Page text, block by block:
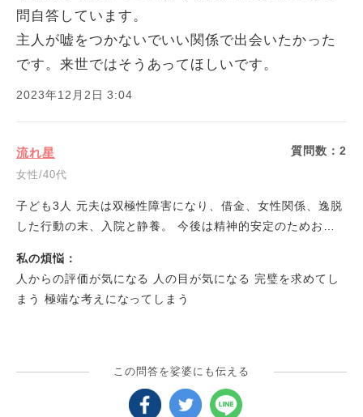
問自答しています。
主人が嘘をつかないでいい関係で出会いたかった
です。来世ではそうあってほしいです。
2023年12月2日 3:04
流れ星
女性/40代
質問数：2
子ども3人 元夫は双極性障害になり、借金、女性関係、逸脱
した行動の末、入院と静養。 今後は精神的安定のためお金
学校の先生、職場の同僚、友人や実家と周りに恵まれ、子ど
も3人も大きくなりました。 義務教育も残すところ一人とな
り、この春再婚しました。 転居転職と環境もがらりと変わ
ー、家事や生活、仕事。毎日疲れが抜けず精神的に休まりま
私の煩悩：
人からの評価が気になる 人の目が気になる 完璧を求めてし
まう 極端な考えになってしまう
この問答を娑婆にも伝える